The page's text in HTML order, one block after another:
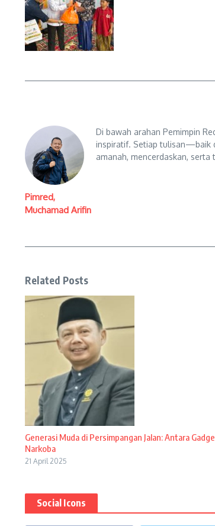
Pimred,
Muchamad Arifin
Di bawah arahan Pemimpin
inspiratif. Setiap tulisan—baik
amanah, mencerdaskan, serta
Related Posts
Generasi Muda di Persimpangan Jalan: Antara
Narkoba
21 April 2025
Social Icons